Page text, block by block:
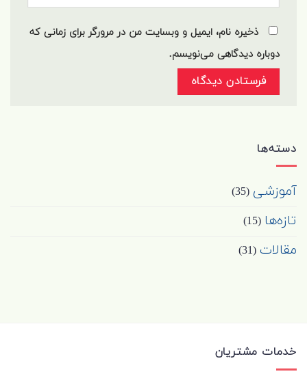
ذخیره نام، ایمیل و وبسایت من در مرورگر برای زمانی که
دوباره دیدگاهی می‌نویسم.
دسته‌ها
آموزشی (35)
تازه‌ها (15)
مقالات (31)
خدمات مشتریان